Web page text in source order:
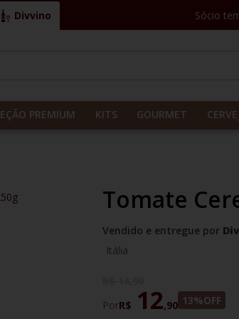
Divvino Sócio
PREMIUM KITS GOURMET
Tomate
Vendido e entregue por
Itália
PorR$ 12,90 13%OFF